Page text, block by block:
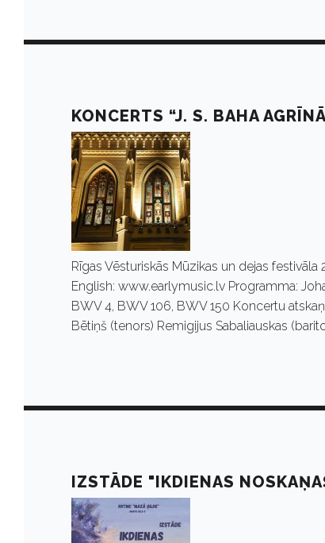
u
2
KONCERTS “J. S. BAHA
Rīgas Vēsturiskās Mūzikas un dejas festivāla
English: www.earlymusic.lv Programma:
BWV 4, BWV 106, BWV 150 Koncertu
Bētiņš (tenors) Remigijus Sabaliauskas
IZSTĀDE "IKDIENAS